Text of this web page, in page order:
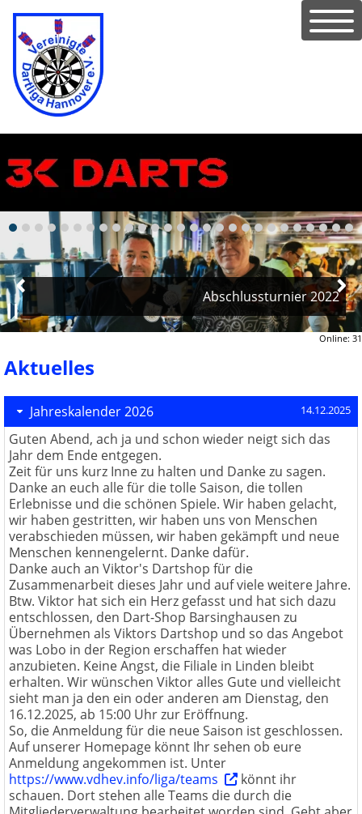
Abschlussturnier 2022
Online: 31
Aktuelles
Jahreskalender 2026 14.12.2025
Guten Abend, ach ja und schon wieder neigt sich das
Jahr dem Ende entgegen.
Zeit für uns kurz Inne zu halten und Danke zu sagen.
Danke an euch alle für die tolle Saison, die tollen
Erlebnisse und die schönen Spiele. Wir haben gelacht,
wir haben gestritten, wir haben uns von Menschen
verabschieden müssen, wir haben gekämpft und neue
Menschen kennengelernt. Danke dafür.
Danke auch an Viktor's Dartshop für die
Zusammenarbeit dieses Jahr und auf viele weitere Jahre.
Btw. Viktor hat sich ein Herz gefasst und hat sich dazu
entschlossen, den Dart-Shop Barsinghausen zu
Übernehmen als Viktors Dartshop und so das Angebot
was Lobo in der Region erschaffen hat wieder
anzubieten. Keine Angst, die Filiale in Linden bleibt
erhalten. Wir wünschen Viktor alles Gute und vielleicht
sieht man ja den ein oder anderen am Dienstag, den
16.12.2025, ab 15:00 Uhr zur Eröffnung.
So, die Anmeldung für die neue Saison ist geschlossen.
Auf unserer Homepage könnt Ihr sehen ob eure
Anmeldung angekommen ist. Unter
https://www.vdhev.info/liga/teams
könnt ihr
schauen. Dort stehen alle Teams die durch die